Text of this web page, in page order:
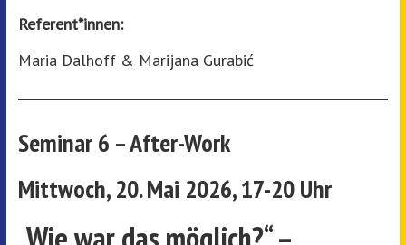
Referent*innen:
Maria Dalhoff & Marijana Gurabić
Seminar 6 – After-Work
Mittwoch, 20. Mai 2026, 17-20 Uhr